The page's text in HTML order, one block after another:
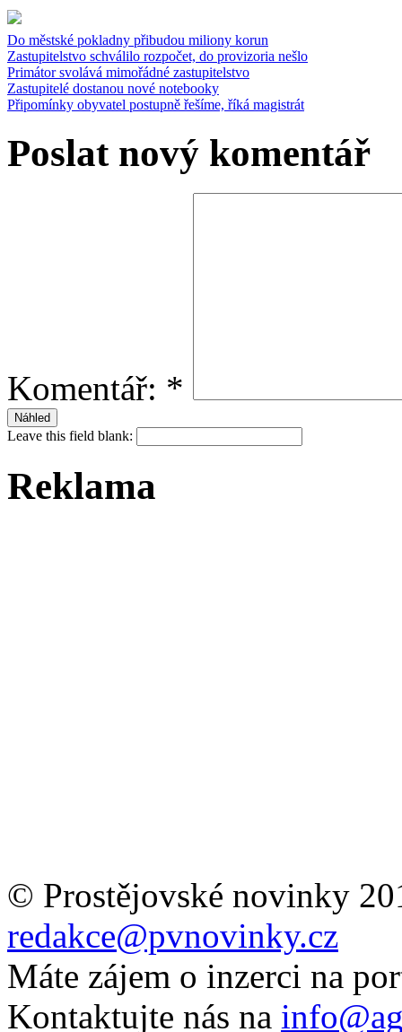
Do městské pokladny přibudou miliony korun
Zastupitelstvo schválilo rozpočet, do provizoria nešlo
Primátor svolává mimořádné zastupitelstvo
Zastupitelé dostanou nové notebooky
Připomínky obyvatel postupně řešíme, říká magistrát
Poslat nový komentář
Komentář: *
Leave this field blank:
Reklama
© Prostějovské novinky
redakce@pvnovinky.cz
Máte zájem o inzerci na
Kontaktujte nás na